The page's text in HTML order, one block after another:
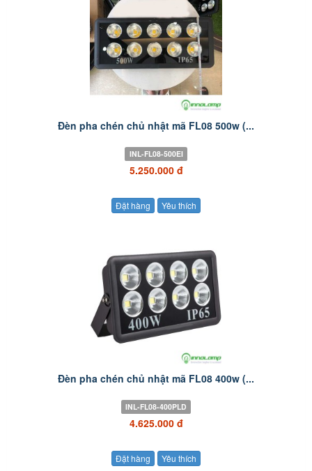
Đèn pha chén chủ nhật mã FL08 500w (...
INL-FL08-500EI
5.250.000 đ
Đặt hàng Yêu thích
Đèn pha chén chủ nhật mã FL08 400w (...
INL-FL08-400PLD
4.625.000 đ
Đặt hàng Yêu thích